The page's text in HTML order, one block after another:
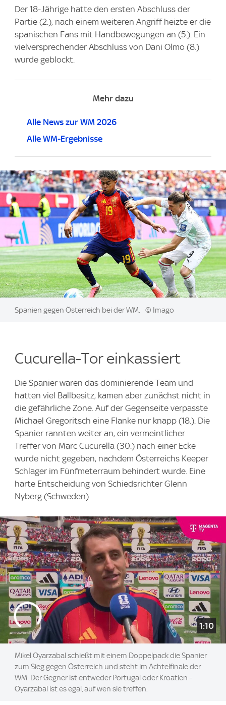
Der 18-Jährige hatte den ersten Abschluss der
Partie (2.), nach einem weiteren Angriff heizte er die
spanischen Fans mit Handbewegungen an (5.). Ein
vielversprechender Abschluss von Dani Olmo (8.)
wurde geblockt.
Mehr dazu
Alle News zur WM 2026
Alle WM-Ergebnisse
Image:
Spanien gegen Österreich bei der WM. © Imago
Cucurella-Tor einkassiert
Die Spanier waren das dominierende Team und
hatten viel Ballbesitz, kamen aber zunächst nicht in
die gefährliche Zone. Auf der Gegenseite verpasste
Michael Gregoritsch eine Flanke nur knapp (18.). Die
Spanier rannten weiter an, ein vermeintlicher
Treffer von Marc Cucurella (30.) nach einer Ecke
wurde nicht gegeben, nachdem Österreichs Keeper
Schlager im Fünfmeterraum behindert wurde. Eine
harte Entscheidung von Schiedsrichter Glenn
Nyberg (Schweden).
1:10
Mikel Oyarzabal schießt mit einem Doppelpack die Spanier
zum Sieg gegen Österreich und steht im Achtelfinale der
WM. Der Gegner ist entweder Portugal oder Kroatien -
Oyarzabal ist es egal, auf wen sie treffen.